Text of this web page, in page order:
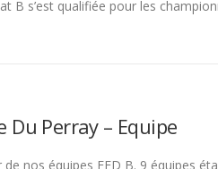
B s’est qualifiée pour les
Du Perray – Equipe
de nos équipes FED B. 9 équipes